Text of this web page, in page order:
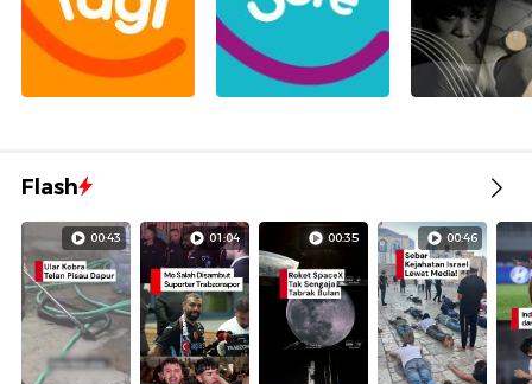
Flash
00:43 01:04 00:35 00:46